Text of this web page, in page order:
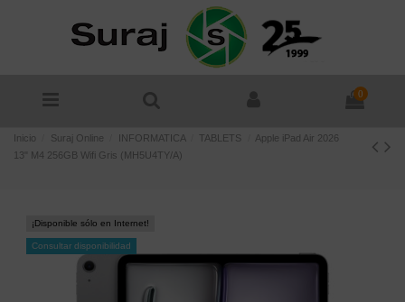
0
Inicio Suraj Online INFORMATICA TABLETS
Apple iPad Air 2026
13" M4 256GB Wifi Gris (MH5U4TY/A)
¡Disponible sólo en Internet!
Consultar disponibilidad